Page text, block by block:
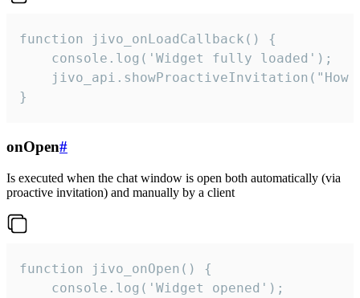
function jivo_onLoadCallback() {
    console.log('Widget fully loaded');
jivo_api.showProactiveInvitation("How
}
onOpen#
Is executed when the chat window is open both automatically (via
proactive invitation) and manually by a client
function jivo_onOpen() {
    console.log('Widget opened');